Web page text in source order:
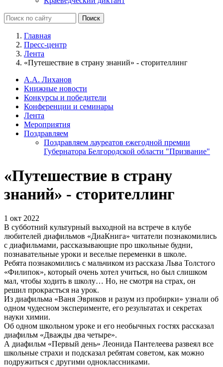
Главная
Пресс-центр
Лента
«Путешествие в страну знаний» - сторителлинг
А.А. Лиханов
Книжные новости
Конкурсы и победители
Конференции и семинары
Лента
Мероприятия
Поздравляем
Поздравляем лауреатов ежегодной премии
Губернатора Белгородской области "Призвание"
«Путешествие в страну
знаний» - сторителлинг
1 окт 2022
В субботний культурный выходной на встрече в клубе
любителей диафильмов «ДиаКнига» читатели познакомились
с диафильмами, рассказывающие про школьные будни,
познавательные уроки и веселые переменки в школе.
Ребята познакомились с мальчиком из рассказа Льва Толстого
«Филипок», который очень хотел учиться, но был слишком
мал, чтобы ходить в школу… Но, не смотря на страх, он
решил прокрасться на урок.
Из диафильма «Ваня Эвриков и разум из пробирки» узнали об
одном чудесном эксперименте, его результатах и секретах
науки химии.
Об одном школьном уроке и его необычных гостях рассказал
диафильм «Дважды два четыре».
А диафильм «Первый день» Леонида Пантелеева развеял все
школьные страхи и подсказал ребятам советом, как можно
подружиться с другими одноклассниками.